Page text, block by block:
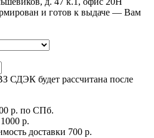
и готов к выдаче — Вам
СДЭК будет рассчитана после
р. по СПб.
р.
доставки 700 р.